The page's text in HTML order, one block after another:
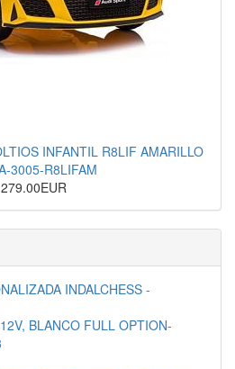
INFANTIL R8LIF AMARILLO
3005-R8LIFAM
279.00EUR
INDALCHESS -
BLANCO FULL OPTION-